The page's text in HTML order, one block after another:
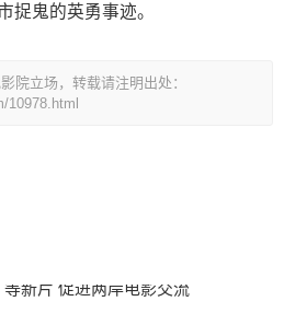
捉鬼的英勇事迹。
院立场，转载请注明出处：
10978.html